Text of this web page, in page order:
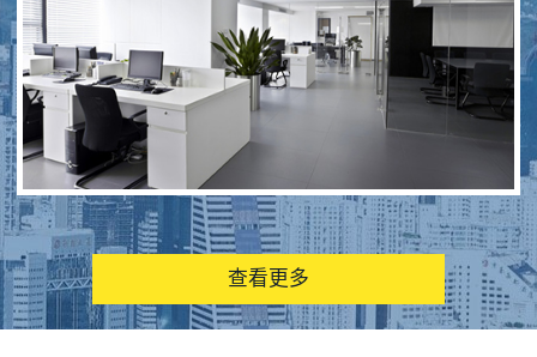
图书馆RFID电子标签管理系统
查看更多